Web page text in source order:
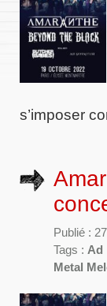
s’imposer
Publié :
Tags : Ad
Metal